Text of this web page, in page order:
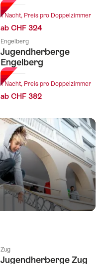
1 Nacht, Preis pro Doppelzimmer
ab CHF 324
Engelberg
Jugendherberge
Engelberg
1 Nacht, Preis pro Doppelzimmer
ab CHF 382
Zug
Jugendherberge Zug